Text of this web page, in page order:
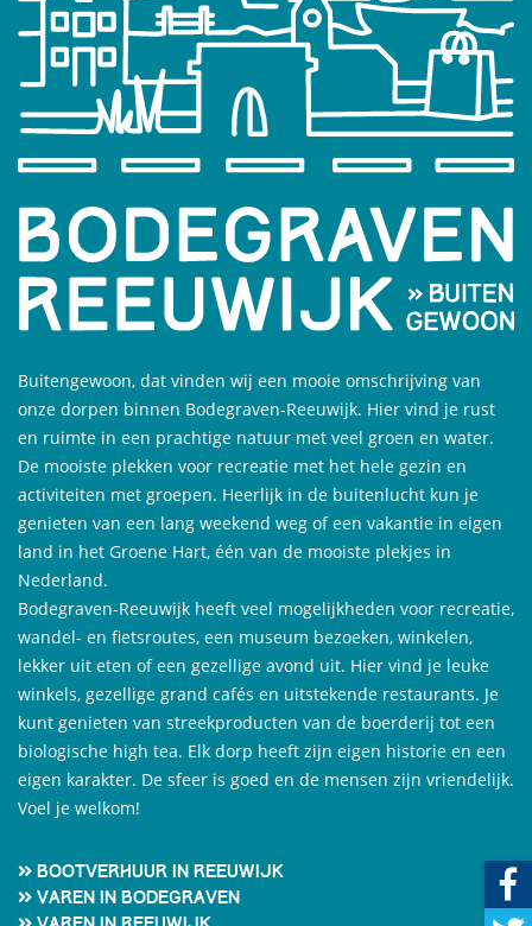
Buitengewoon, dat vinden wij een mooie omschrijving van
onze dorpen binnen Bodegraven-Reeuwijk. Hier vind je rust
en ruimte in een prachtige natuur met veel groen en water.
De mooiste plekken voor recreatie met het hele gezin en
activiteiten met groepen. Heerlijk in de buitenlucht kun je
genieten van een lang weekend weg of een vakantie in eigen
land in het Groene Hart, één van de mooiste plekjes in
Nederland.
Bodegraven-Reeuwijk heeft veel mogelijkheden voor recreatie,
wandel- en fietsroutes, een museum bezoeken, winkelen,
lekker uit eten of een gezellige avond uit. Hier vind je leuke
winkels, gezellige grand cafés en uitstekende restaurants. Je
kunt genieten van streekproducten van de boerderij tot een
biologische high tea. Elk dorp heeft zijn eigen historie en een
eigen karakter. De sfeer is goed en de mensen zijn vriendelijk.
Voel je welkom!
Bootverhuur in Reeuwijk
Varen in Bodegraven